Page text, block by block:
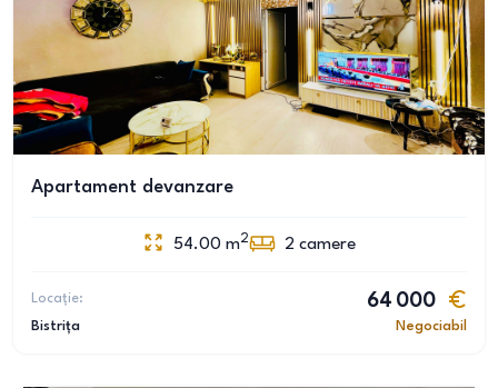
Apartament devanzare
54.00 m2 2 camere
Locație:
Bistrița
64 000
Negociabil